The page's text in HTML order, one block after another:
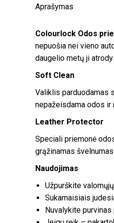
Aprašymas
Colourlock Odos
nepuošia nei vieno
daugelio metų ji
Soft Clean
Valiklis parduodamas
nepažeisdama odos ir
Leather Protector
Speciali priemonė
grąžinamas
Naudojimas
Užpurškite
Sukamaisiais
Nuvalykite